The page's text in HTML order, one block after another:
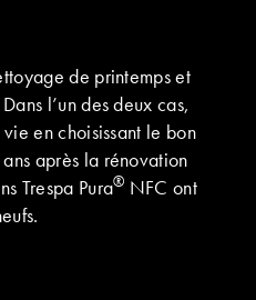
de printemps et
l’un des deux cas,
en choisissant le bon
après la rénovation
Trespa Pura® NFC ont